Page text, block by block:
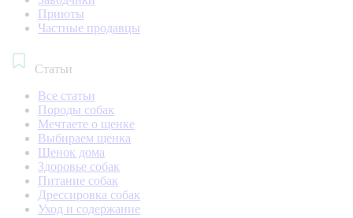
Приюты
Частные продавцы
Статьи
Все статьи
Породы собак
Мечтаете о щенке
Выбираем щенка
Щенок дома
Здоровье собак
Питание собак
Дрессировка собак
Уход и содержание